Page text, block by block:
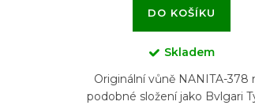
DO KOŠÍKU
Skladem
Originální vůně NANITA-378
podobné složení jako Bvlgari